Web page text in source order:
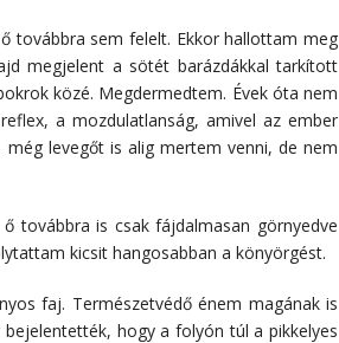
továbbra sem felelt. Ekkor hallottam meg
megjelent a sötét barázdákkal tarkított
közé. Megdermedtem. Évek óta nem
a mozdulatlanság, amivel az ember
levegőt is alig mertem venni, de nem
továbbra is csak fájdalmasan görnyedve
kicsit hangosabban a könyörgést.
faj. Természetvédő énem magának is
hogy a folyón túl a pikkelyes